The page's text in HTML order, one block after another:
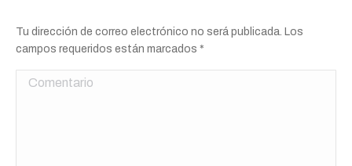
Tu dirección de correo electrónico no será publicada. Los
campos requeridos están marcados *
Comentario